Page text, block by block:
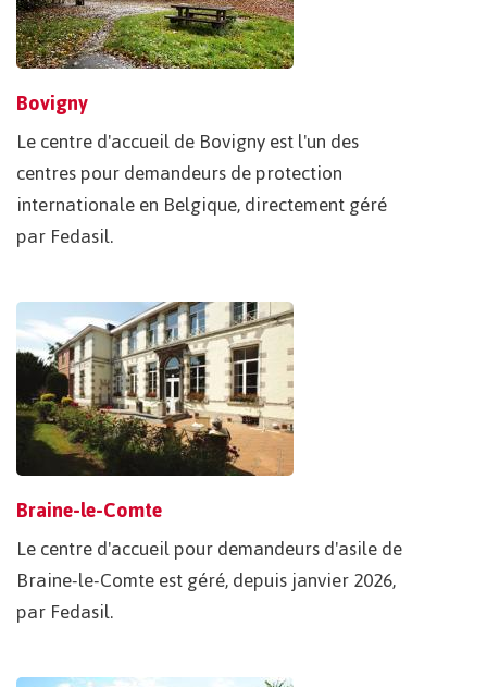
Bovigny
Le centre d'accueil de Bovigny est l'un des
centres pour demandeurs de protection
internationale en Belgique, directement géré
par Fedasil.
Braine-le-Comte
Le centre d'accueil pour demandeurs d'asile de
Braine-le-Comte est géré, depuis janvier 2026,
par Fedasil.